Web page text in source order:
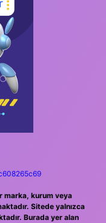
marka, kurum veya
Sitede yalnızca
Burada yer alan